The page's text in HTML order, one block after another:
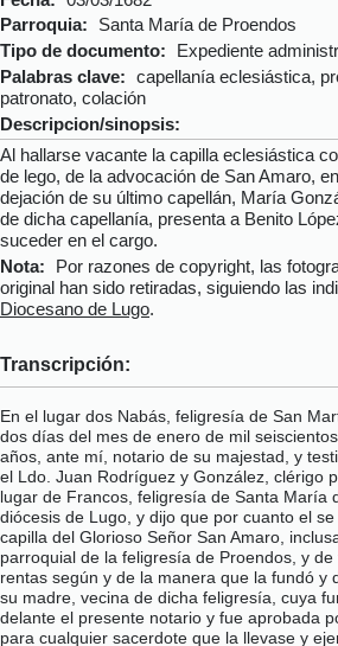
Parroquia:
Santa María de Proendos
Tipo de documento:
Expediente
Palabras clave:
capellanía eclesiástica,
patronato, colación
Descripcion/sinopsis:
Al hallarse vacante la capilla eclesiástica
de lego, de la advocación de San Amaro,
dejación de su último capellán, María
de dicha capellanía, presenta a Benito
suceder en el cargo.
Nota:
Por razones de copyright, las
original han sido retiradas, siguiendo las
Diocesano de Lugo.
Transcripción:
En el lugar dos Nabás, feligresía de San
dos días del mes de enero de mil
años, ante mí, notario de su majestad, y
el Ldo. Juan Rodríguez y González, clérigo
lugar de Francos, feligresía de Santa María
diócesis de Lugo, y dijo que por cuanto el
capilla del Glorioso Señor San Amaro,
parroquial de la feligresía de Proendos, y
rentas según y de la manera que la fundó y
su madre, vecina de dicha feligresía, cuya
delante el presente notario y fue aprobada
para cualquier sacerdote que la llevase y